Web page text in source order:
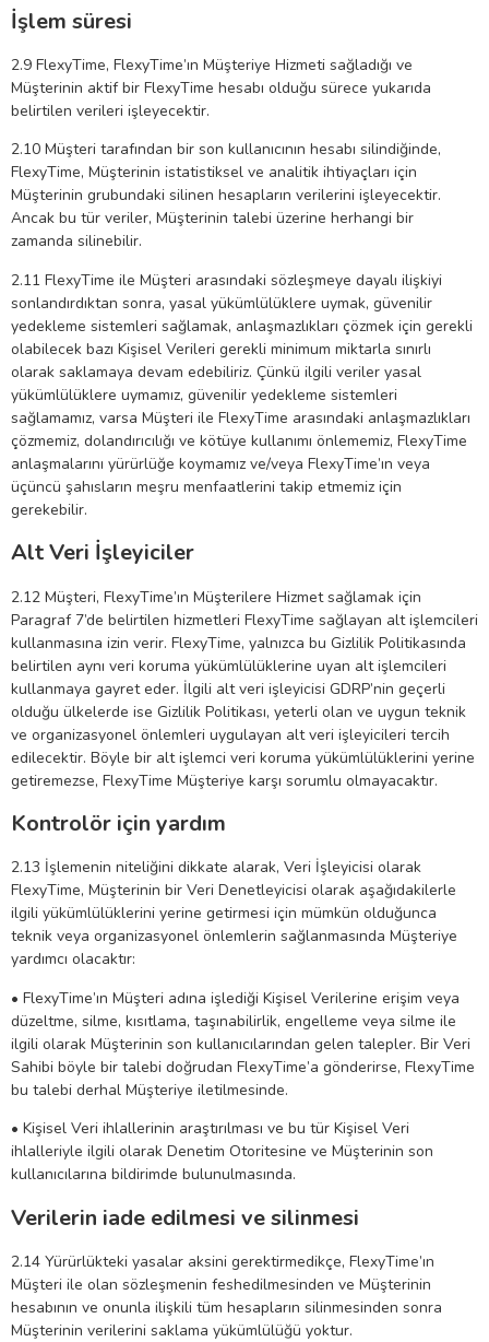
İşlem süresi
2.9 FlexyTime, FlexyTime’ın Müşteriye Hizmeti sağladığı ve
Müşterinin aktif bir FlexyTime hesabı olduğu sürece yukarıda
belirtilen verileri işleyecektir.
2.10 Müşteri tarafından bir son kullanıcının hesabı silindiğinde,
FlexyTime, Müşterinin istatistiksel ve analitik ihtiyaçları için
Müşterinin grubundaki silinen hesapların verilerini işleyecektir.
Ancak bu tür veriler, Müşterinin talebi üzerine herhangi bir
zamanda silinebilir.
2.11 FlexyTime ile Müşteri arasındaki sözleşmeye dayalı ilişkiyi
sonlandırdıktan sonra, yasal yükümlülüklere uymak, güvenilir
yedekleme sistemleri sağlamak, anlaşmazlıkları çözmek için gerekli
olabilecek bazı Kişisel Verileri gerekli minimum miktarla sınırlı
olarak saklamaya devam edebiliriz. Çünkü ilgili veriler yasal
yükümlülüklere uymamız, güvenilir yedekleme sistemleri
sağlamamız, varsa Müşteri ile FlexyTime arasındaki anlaşmazlıkları
çözmemiz, dolandırıcılığı ve kötüye kullanımı önlememiz, FlexyTime
anlaşmalarını yürürlüğe koymamız ve/veya FlexyTime’ın veya
üçüncü şahısların meşru menfaatlerini takip etmemiz için
gerekebilir.
Alt Veri İşleyiciler
2.12 Müşteri, FlexyTime’ın Müşterilere Hizmet sağlamak için
Paragraf 7’de belirtilen hizmetleri FlexyTime sağlayan alt işlemcileri
kullanmasına izin verir. FlexyTime, yalnızca bu Gizlilik Politikasında
belirtilen aynı veri koruma yükümlülüklerine uyan alt işlemcileri
kullanmaya gayret eder. İlgili alt veri işleyicisi GDRP’nin geçerli
olduğu ülkelerde ise Gizlilik Politikası, yeterli olan ve uygun teknik
ve organizasyonel önlemleri uygulayan alt veri işleyicileri tercih
edilecektir. Böyle bir alt işlemci veri koruma yükümlülüklerini yerine
getiremezse, FlexyTime Müşteriye karşı sorumlu olmayacaktır.
Kontrolör için yardım
2.13 İşlemenin niteliğini dikkate alarak, Veri İşleyicisi olarak
FlexyTime, Müşterinin bir Veri Denetleyicisi olarak aşağıdakilerle
ilgili yükümlülüklerini yerine getirmesi için mümkün olduğunca
teknik veya organizasyonel önlemlerin sağlanmasında Müşteriye
yardımcı olacaktır:
• FlexyTime’ın Müşteri adına işlediği Kişisel Verilerine erişim veya
düzeltme, silme, kısıtlama, taşınabilirlik, engelleme veya silme ile
ilgili olarak Müşterinin son kullanıcılarından gelen talepler. Bir Veri
Sahibi böyle bir talebi doğrudan FlexyTime’a gönderirse, FlexyTime
bu talebi derhal Müşteriye iletilmesinde.
• Kişisel Veri ihlallerinin araştırılması ve bu tür Kişisel Veri
ihlalleriyle ilgili olarak Denetim Otoritesine ve Müşterinin son
kullanıcılarına bildirimde bulunulmasında.
Verilerin iade edilmesi ve silinmesi
2.14 Yürürlükteki yasalar aksini gerektirmedikçe, FlexyTime’ın
Müşteri ile olan sözleşmenin feshedilmesinden ve Müşterinin
hesabının ve onunla ilişkili tüm hesapların silinmesinden sonra
Müşterinin verilerini saklama yükümlülüğü yoktur.